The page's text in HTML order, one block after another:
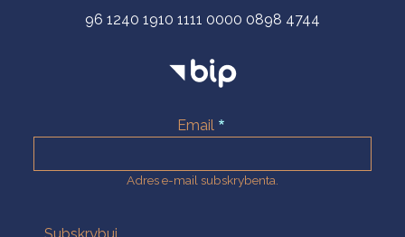
96 1240 1910 1111 0000 0898 4744
Email
Adres e-mail subskrybenta.